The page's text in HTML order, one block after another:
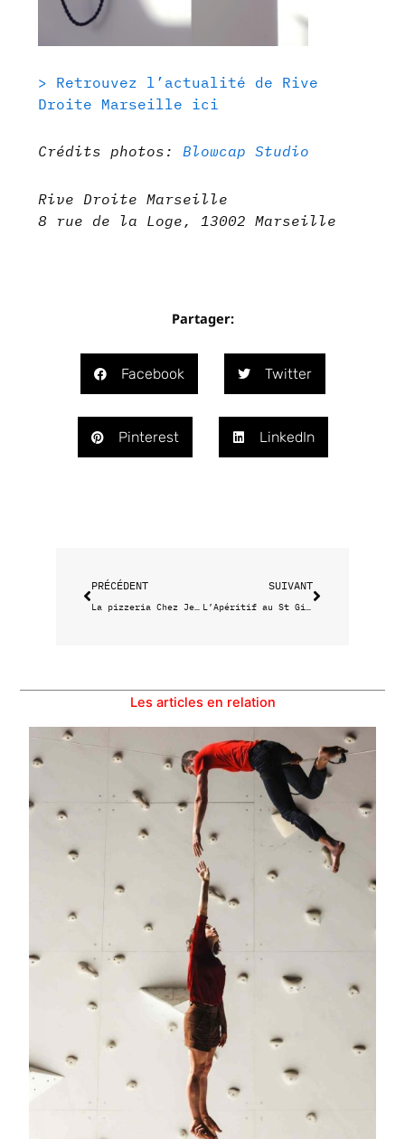
> Retrouvez l’actualité de Rive
Droite Marseille ici
Crédits photos:Blowcap Studio
Rive Droite Marseille
8 rue de la Loge, 13002 Marseille
Partager:
Facebook Twitter
Pinterest LinkedIn
PRÉCÉDENT
La pizzeria Chez Jeannot est de retour !
SUIVANT
L’Apéritif au St Giniez
Les articles en relation